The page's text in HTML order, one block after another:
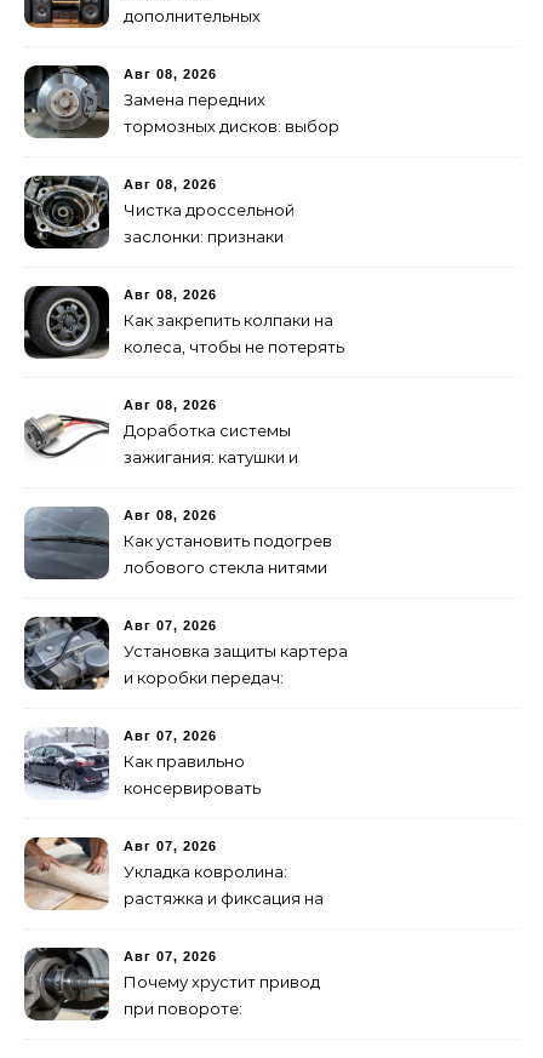
дополнительных
пошаговое руководство
Авг 08, 2026
Замена передних
тормозных дисков: выбор
Авг 08, 2026
Чистка дроссельной
заслонки: признаки
Авг 08, 2026
Как закрепить колпаки на
колеса, чтобы не потерять
Авг 08, 2026
Доработка системы
зажигания: катушки и
Авг 08, 2026
Как установить подогрев
лобового стекла нитями
Авг 07, 2026
Установка защиты картера
и коробки передач:
Авг 07, 2026
Как правильно
консервировать
пошаговая инструкция
Авг 07, 2026
Укладка ковролина:
растяжка и фиксация на
руководство
Авг 07, 2026
Почему хрустит привод
при повороте: